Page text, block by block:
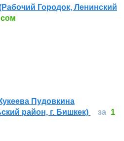
Городок, Ленинский
сом
Пудовкина
район, г. Бишкек)
за 1